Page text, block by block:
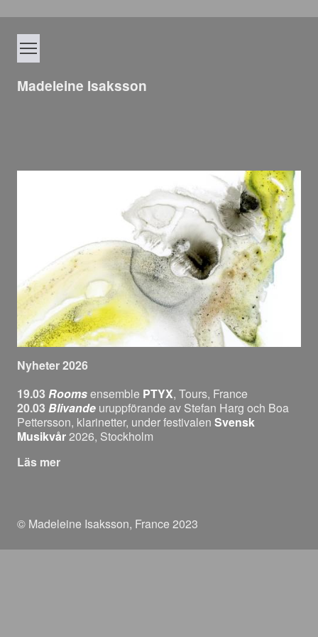
Madeleine Isaksson
Nyheter 2026
19.03 Roomsensemble PTYX, Tours, France
20.03 Blivande uruppförande av Stefan Harg och Boa
Pettersson, klarinetter, under festivalen Svensk
Musikvår2026, Stockholm
Läs mer
© Madeleine Isaksson, France 2023